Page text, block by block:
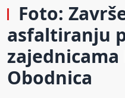
Foto:
asfaltiranju
Obodnica